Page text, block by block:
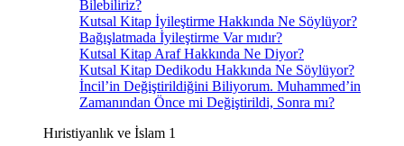
Bilebiliriz?
Kutsal Kitap İyileştirme Hakkında Ne Söylüyor?
Bağışlatmada İyileştirme Var mıdır?
Kutsal Kitap Araf Hakkında Ne Diyor?
Kutsal Kitap Dedikodu Hakkında Ne Söylüyor?
İncil’in Değiştirildiğini Biliyorum. Muhammed’in
Zamanından Önce mi Değiştirildi, Sonra mı?
Hıristiyanlık ve İslam 1